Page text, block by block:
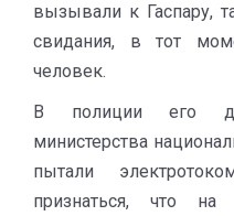
вызывали к Гаспару,
свидания, в тот
человек.
В полиции его
министерства
пытали
признаться, что